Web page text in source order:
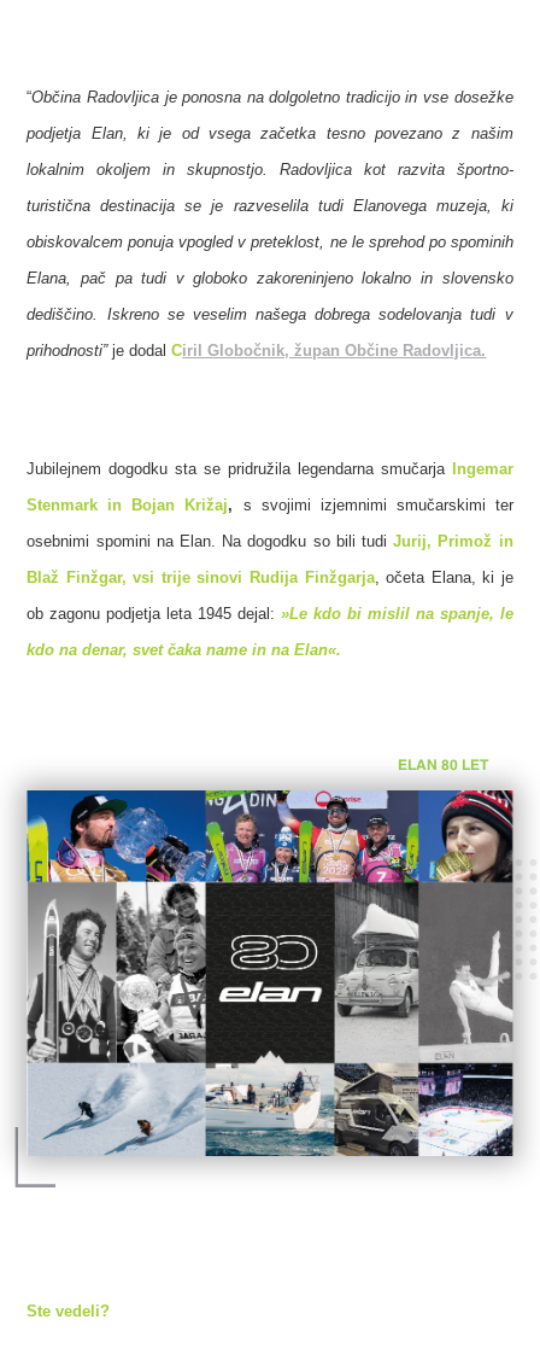
“Občina Radovljica je ponosna na dolgoletno tradicijo in vse dosežke
podjetja Elan, ki je od vsega začetka tesno povezano z našim
lokalnim okoljem in skupnostjo. Radovljica kot razvita športno-
turistična destinacija se je razveselila tudi Elanovega muzeja, ki
obiskovalcem ponuja vpogled v preteklost, ne le sprehod po spominih
Elana, pač pa tudi v globoko zakoreninjeno lokalno in slovensko
dediščino. Iskreno se veselim našega dobrega sodelovanja tudi v
prihodnosti”je dodalCiril Globočnik, župan Občine Radovljica.
Jubilejnem dogodku sta se pridružila legendarna smučarja
Ingemar
Stenmark in Bojan Križaj, s svojimi izjemnimi smučarskimi ter
osebnimi spomini na Elan. Na dogodku so bili tudi Jurij, Primož in
Blaž Finžgar, vsi trije sinovi Rudija Finžgarja, očeta Elana, ki je
ob zagonu podjetja leta 1945 dejal: »Le kdo bi mislil na spanje, le
kdo na denar, svet čaka name in na Elan«.
ELAN 80 LET
Ste vedeli?